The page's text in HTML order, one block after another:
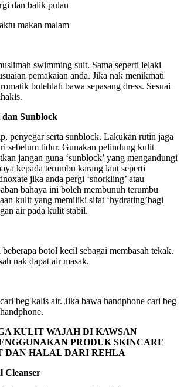
dan balik pulau
makan malam
swimming suit. Sama seperti lelaki
pemakaian anda. Jika nak menikmati
bolehlah bawa sepasang dress. Sesuai
Sunblock
penyegar serta sunblock. Lakukan rutin jaga
sebelum tidur. Gunakan pelindung kulit
jangan guna ‘sunblock’ yang mengandungi
kepada terumbu karang laut seperti
jika anda pergi ‘snorkling’ atau
bahaya ini boleh membunuh terumbu
kulit yang memiliki sifat ‘hydrating’bagi
air pada kulit stabil.
botol kecil sebagai membasah tekak.
nak dapat air masak.
beg kalis air. Jika bawa handphone cari beg
KULIT WAJAH DI KAWSAN
PRODUK SKINCARE
DAN HALAL DARI REHLA
Cleanser